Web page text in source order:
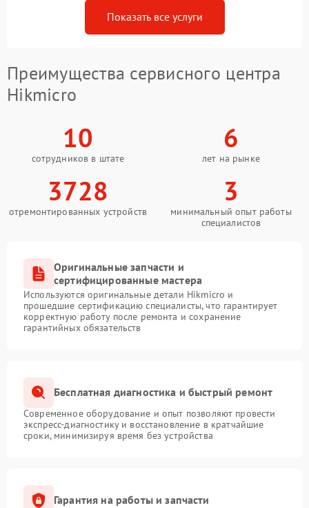
Показать все услуги
Преимущества сервисного центра
Hikmicro
10
сотрудников в штате
6
лет на рынке
3728
отремонтированных устройств
3
минимальный опыт работы
специалистов
Оригинальные запчасти и
сертифицированные мастера
Используются оригинальные детали Hikmicro и
прошедшие сертификацию специалисты, что гарантирует
корректную работу после ремонта и сохранение
гарантийных обязательств
Бесплатная диагностика и быстрый ремонт
Современное оборудование и опыт позволяют провести
экспресс-диагностику и восстановление в кратчайшие
сроки, минимизируя время без устройства
Гарантия на работы и запчасти